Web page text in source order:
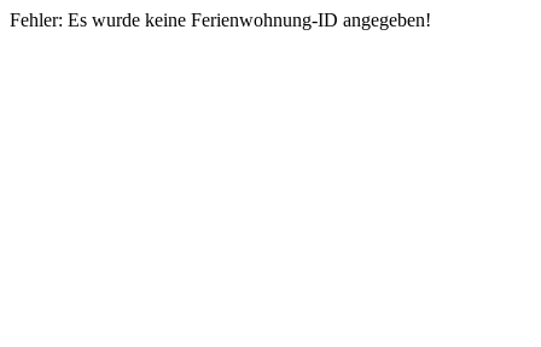
Fehler: Es wurde keine Ferienwohnung-ID angegeben!